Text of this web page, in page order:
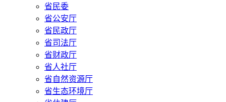
省民委
省公安厅
省民政厅
省司法厅
省财政厅
省人社厅
省自然资源厅
省生态环境厅